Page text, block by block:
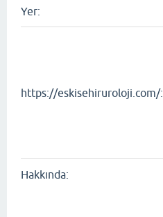
Yer:
https://eskisehiruroloji.com/:
Hakkında: